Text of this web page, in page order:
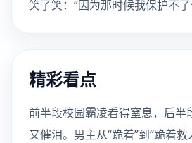
笑了笑：“因为那时候我保护不
精彩看点
前半段校园霸凌看得窒息，后半
又催泪。男主从“跪着”到“跪着